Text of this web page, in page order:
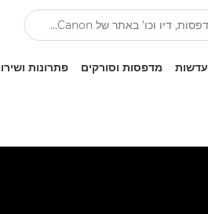
עדשות מדפסות וסורקים פתרונות